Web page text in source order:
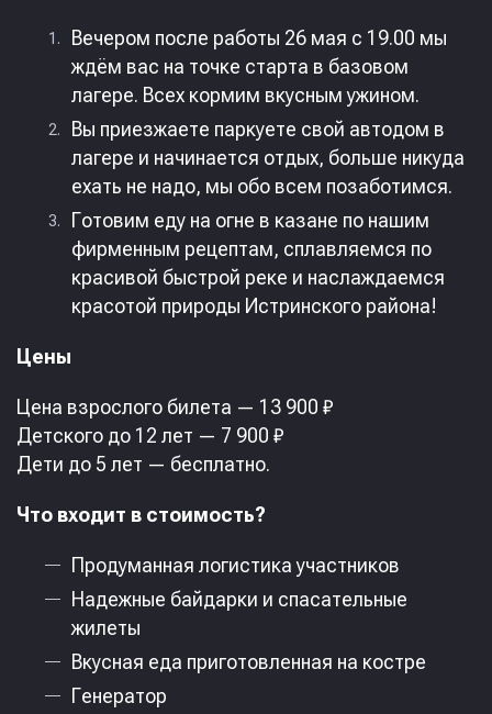
Вечером после работы 26 мая с 19.00 мы
ждём вас на точке старта в базовом
лагере. Всех кормим вкусным ужином.
Вы приезжаете паркуете свой автодом в
лагере и начинается отдых, больше никуда
ехать не надо, мы обо всем позаботимся.
Готовим еду на огне в казане по нашим
фирменным рецептам, сплавляемся по
красивой быстрой реке и наслаждаемся
красотой природы Истринского района!
Цены
Цена взрослого билета — 13 900 ₽
Детского до 12 лет — 7 900 ₽
Дети до 5 лет — бесплатно.
Что входит в стоимость?
Продуманная логистика участников
Надежные байдарки и спасательные
жилеты
Вкусная еда приготовленная на костре
Генератор